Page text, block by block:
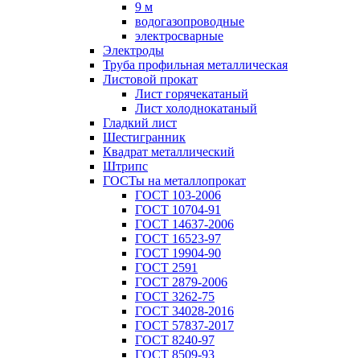
9 м
водогазопроводные
электросварные
Электроды
Труба профильная металлическая
Листовой прокат
Лист горячекатаный
Лист холоднокатаный
Гладкий лист
Шестигранник
Квадрат металлический
Штрипс
ГОСТы на металлопрокат
ГОСТ 103-2006
ГОСТ 10704-91
ГОСТ 14637-2006
ГОСТ 16523-97
ГОСТ 19904-90
ГОСТ 2591
ГОСТ 2879-2006
ГОСТ 3262-75
ГОСТ 34028-2016
ГОСТ 57837-2017
ГОСТ 8240-97
ГОСТ 8509-93